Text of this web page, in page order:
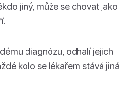
jiný, může se chovat jako
diagnózu, odhalí jejich
kolo se lékařem stává jiná